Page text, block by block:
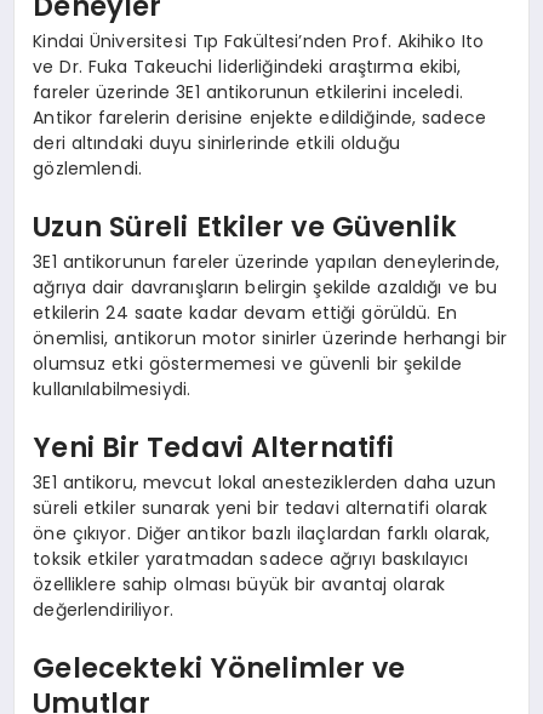
Kindai Üniversitesi Tıp Fakültesi’nden Prof. Akihiko Ito
ve Dr. Fuka Takeuchi liderliğindeki araştırma ekibi,
fareler üzerinde 3E1 antikorunun etkilerini inceledi.
Antikor farelerin derisine enjekte edildiğinde, sadece
deri altındaki duyu sinirlerinde etkili olduğu
gözlemlendi.
Uzun Süreli Etkiler ve Güvenlik
3E1 antikorunun fareler üzerinde yapılan deneylerinde,
ağrıya dair davranışların belirgin şekilde azaldığı ve bu
etkilerin 24 saate kadar devam ettiği görüldü. En
önemlisi, antikorun motor sinirler üzerinde herhangi bir
olumsuz etki göstermemesi ve güvenli bir şekilde
kullanılabilmesiydi.
Yeni Bir Tedavi Alternatifi
3E1 antikoru, mevcut lokal anesteziklerden daha uzun
süreli etkiler sunarak yeni bir tedavi alternatifi olarak
öne çıkıyor. Diğer antikor bazlı ilaçlardan farklı olarak,
toksik etkiler yaratmadan sadece ağrıyı baskılayıcı
özelliklere sahip olması büyük bir avantaj olarak
değerlendiriliyor.
Gelecekteki Yönelimler ve
Umutlar